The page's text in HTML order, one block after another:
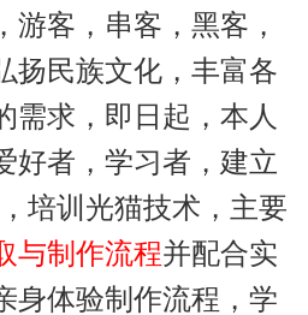
客，串客，黑客，
扬民族文化，丰富各
需求，即日起，本人
好者，学习者，建立
培训光猫技术，主要
与制作流程并配合实
身体验制作流程，学